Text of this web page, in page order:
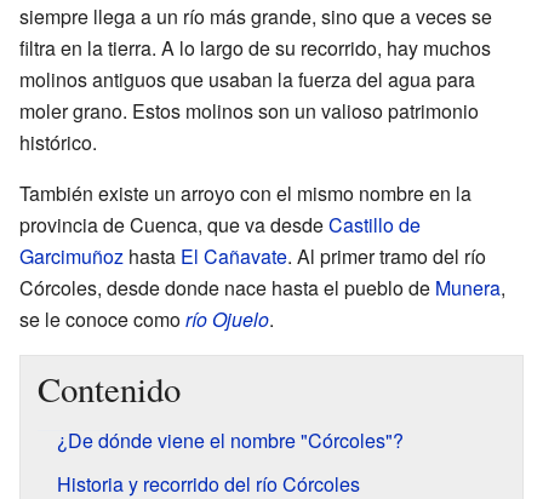
siempre llega a un río más grande, sino que a veces se
filtra en la tierra. A lo largo de su recorrido, hay muchos
molinos antiguos que usaban la fuerza del agua para
moler grano. Estos molinos son un valioso patrimonio
histórico.
También existe un arroyo con el mismo nombre en la
provincia de Cuenca, que va desdeCastillo de
Garcimuñoz hasta El Cañavate. Al primer tramo del río
Córcoles, desde donde nace hasta el pueblo de Munera,
se le conoce comorío Ojuelo.
Contenido
¿De dónde viene el nombre "Córcoles"?
Historia y recorrido del río Córcoles